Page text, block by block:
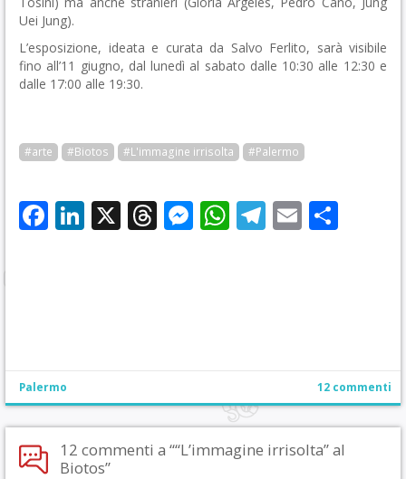
Uei Jung).
L’esposizione, ideata e curata da Salvo Ferlito, sarà visibile
fino all’11 giugno, dal lunedì al sabato dalle 10:30 alle 12:30 e
dalle 17:00 alle 19:30.
#arte #Biotos #L'immagine irrisolta #Palermo
Facebook
LinkedIn
X Threads
Messenger
WhatsApp
Telegram
Email
Palermo 12 commenti
12 commenti a ““L’immagine irrisolta” al
Biotos”